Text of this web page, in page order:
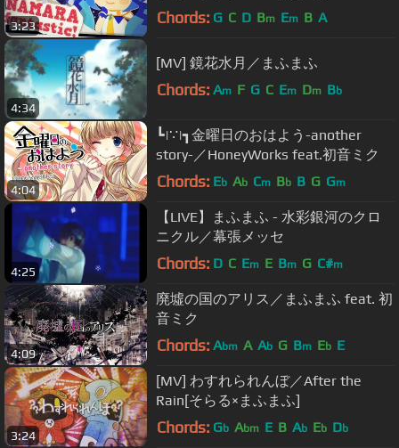
3:23
【Mitchie M】
Chords: G C D Bm Em B A
4:34
[MV] 鏡花水月／まふまふ
Chords: Am F G C Em Dm Bb
4:04
┗|∵|┓金曜日のおはよう-another
story-／HoneyWorks feat.初音ミク
Chords: Eb Ab Cm Bb B G Gm
4:25
【LIVE】まふまふ - 水彩銀河のクロ
ニクル／幕張メッセ
Chords: D C Em E Bm G C#m
4:09
廃墟の国のアリス／まふまふ feat. 初
音ミク
Chords: Abm A Ab G Bm Eb E
3:24
[MV] わすれられんぼ／After the
Rain[そらる×まふまふ]
Chords: Gb Abm E B Ab Eb Db